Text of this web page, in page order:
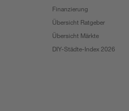
Finanzierung
Übersicht Ratgeber
Übersicht Märkte
DIY-Städte-Index 2026